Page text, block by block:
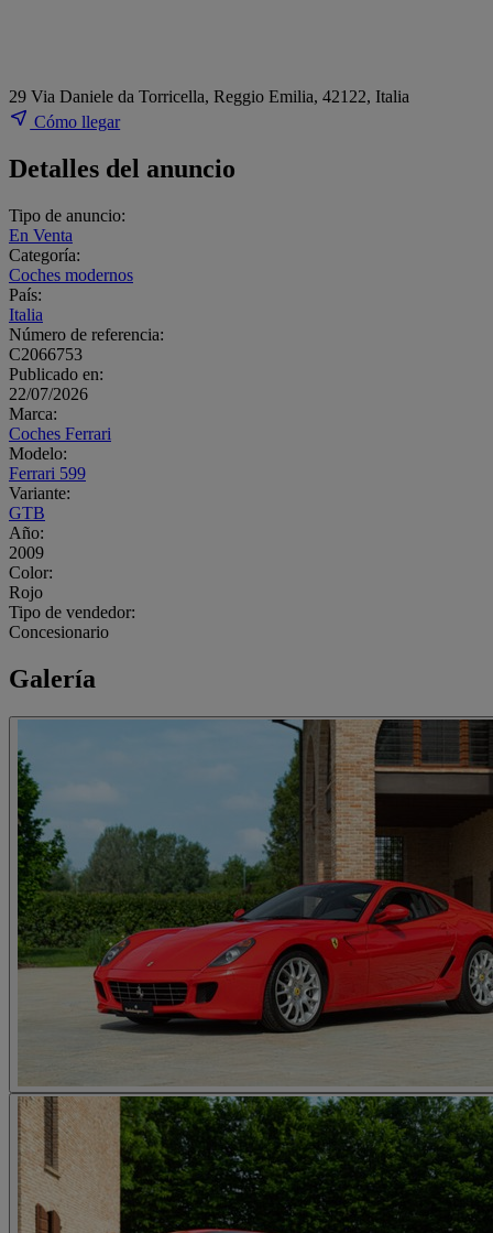
29 Via Daniele da Torricella, Reggio Emilia, 42122, Italia
Cómo llegar
Detalles del anuncio
Tipo de anuncio:
En Venta
Categoría:
Coches modernos
País:
Italia
Número de referencia:
C2066753
Publicado en:
22/07/2026
Marca:
Coches Ferrari
Modelo:
Ferrari 599
Variante:
GTB
Año:
2009
Color:
Rojo
Tipo de vendedor:
Concesionario
Galería